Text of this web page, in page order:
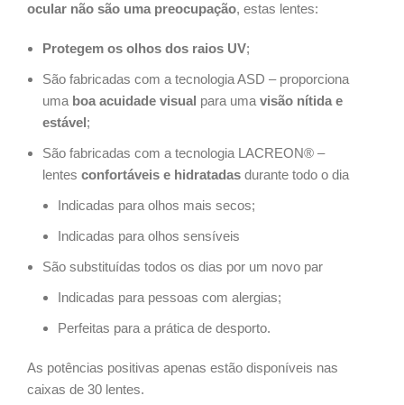
ocular não são uma preocupação, estas lentes:
Protegem os olhos dos raios UV;
São fabricadas com a tecnologia ASD – proporciona
uma boa acuidade visual para uma visão nítida e
estável;
São fabricadas com a tecnologia LACREON® –
lentes confortáveis e hidratadas durante todo o dia
Indicadas para olhos mais secos;
Indicadas para olhos sensíveis
São substituídas todos os dias por um novo par
Indicadas para pessoas com alergias;
Perfeitas para a prática de desporto.
As potências positivas apenas estão disponíveis nas
caixas de 30 lentes.